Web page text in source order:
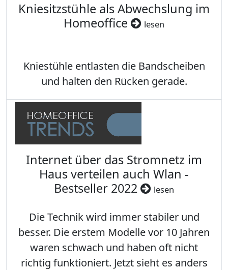
Kniesitzstühle als Abwechslung im
Homeoffice
lesen
Kniestühle entlasten die Bandscheiben
und halten den Rücken gerade.
Internet über das Stromnetz im
Haus verteilen auch Wlan -
Bestseller 2022
lesen
Die Technik wird immer stabiler und
besser. Die erstem Modelle vor 10 Jahren
waren schwach und haben oft nicht
richtig funktioniert. Jetzt sieht es anders